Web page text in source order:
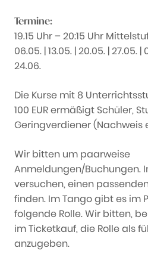
Termine:
19.15 Uhr – 20:15 Uhr
06.05. | 13.05. | 20.05. | 27.05. |
24.06.
Die Kurse mit 8
100 EUR ermäßigt Schüler,
Geringverdiener (Nachweis
Wir bitten um paarweise
Anmeldungen/Buchungen.
versuchen, einen
finden. Im Tango gibt es im
folgende Rolle. Wir bitten,
im Ticketkauf, die Rolle als
anzugeben.